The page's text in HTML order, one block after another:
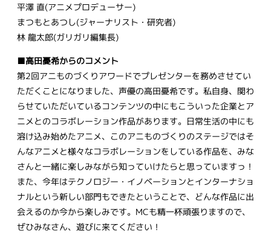
平澤 直(アニメプロデューサー)
まつもとあつし(ジャーナリスト・研究者)
林 龍太郎(ガリガリ編集長)
■高田憂希からのコメント
第2回アニものづくりアワードでプレゼンターを務めさせてい
ただくことになりました、声優の高田憂希です。私自身、関わ
らせていただいているコンテンツの中にもこういった企業とア
ニメとのコラボレーション作品があります。日常生活の中にも
溶け込み始めたアニメ、このアニものづくりのステージではそ
んなアニメと様々なコラボレーションをしている作品を、みな
さんと一緒に楽しみながら知っていけたらと思っていますっ！
また、今年はテクノロジー・イノベーションとインターナショ
ナルという新しい部門もできたということで、どんな作品に出
会えるのか今から楽しみです。MCも精一杯頑張りますので、
ぜひみなさん、遊びに来てください！